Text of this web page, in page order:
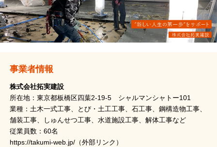
事業者情報
株式会社拓実建設
所在地：東京都板橋区四葉2-19-5 シャルマンシャトー101
業種：土木一式工事、とび・土工工事、石工事、鋼構造物工事、
舗装工事、しゅんせつ工事、水道施設工事、解体工事など
従業員数：60名
https://takumi-web.jp/ （外部リンク）